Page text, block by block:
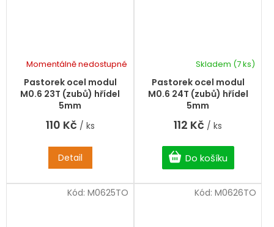
Pastorek ocel modul
M0.6 23T (zubů) hřídel
5mm
Momentálně nedostupné
110 Kč / ks
Detail
Pastorek ocel modul
M0.6 24T (zubů) hřídel
5mm
Skladem (7 ks)
112 Kč / ks
Do košíku
Kód: M0625TO Kód: M0626TO